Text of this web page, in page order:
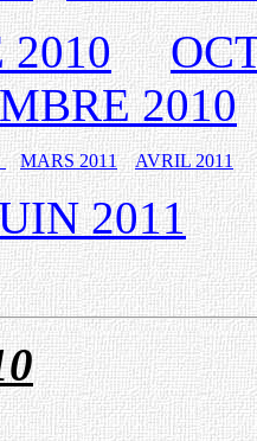
2010
2010
MARS 2011 AVRIL 2011
2011
0